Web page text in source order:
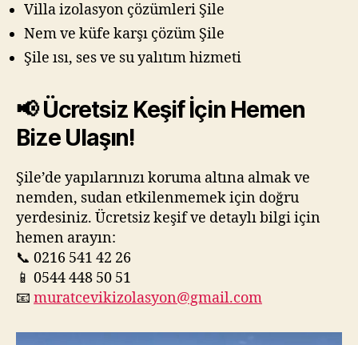
Villa izolasyon çözümleri Şile
Nem ve küfe karşı çözüm Şile
Şile ısı, ses ve su yalıtım hizmeti
📢 Ücretsiz Keşif İçin Hemen
Bize Ulaşın!
Şile’de yapılarınızı koruma altına almak ve
nemden, sudan etkilenmemek için doğru
yerdesiniz. Ücretsiz keşif ve detaylı bilgi için
hemen arayın:
📞 0216 541 42 26
📱 0544 448 50 51
📧 muratcevikizolasyon@gmail.com